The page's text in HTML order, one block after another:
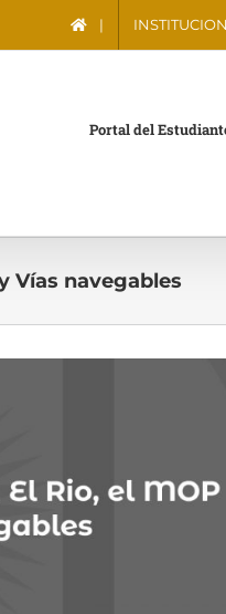
|
Portal del
Vías navegables